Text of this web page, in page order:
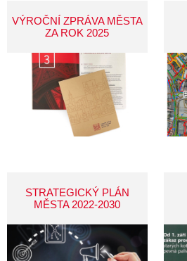
VÝROČNÍ ZPRÁVA MĚSTA
ZA ROK 2025
STRATEGICKÝ PLÁN
MĚSTA 2022-2030